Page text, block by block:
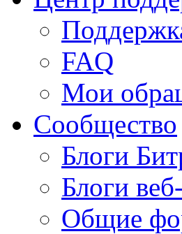
FAQ
Мои
Сообщество
Блоги
Блоги
Общие